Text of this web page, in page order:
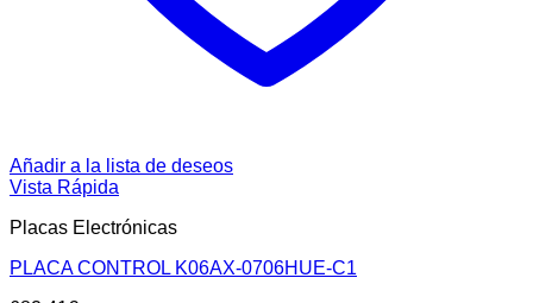
Añadir a la lista de deseos
Vista Rápida
Placas Electrónicas
PLACA CONTROL K06AX-0706HUE-C1